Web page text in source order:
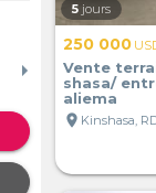
5 jours
250 000
Vente
shasa/
aliema
location_on Kinshasa,